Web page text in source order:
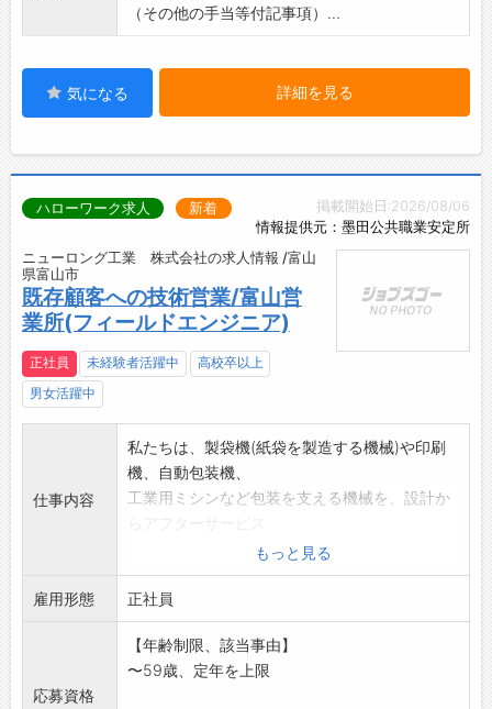
（その他の手当等付記事項）...
気になる 詳細を見る
掲載開始日:2026/08/06
情報提供元：墨田公共職業安定所
ハローワーク求人 新着
ニューロング工業 株式会社の求人情報 /富山
県富山市
既存顧客への技術営業/富山営
業所(フィールドエンジニア)
正社員 未経験者活躍中
高校卒以上
男女活躍中
仕事内容
私たちは、製袋機(紙袋を製造する機械)や印刷
機、自動包装機、
工業用ミシンなど包装を支える機械を、設計か
まで一貫して手掛けるメーカーです。あの有名
なショップやカフェ
の紙袋、実は当社の機械で作られています♪
*技術スタッフとして主にカスタマーサービス業
務を担当します。
6ヶ月の新入社員研修で製品知識等を習得
もっと見る
雇用形態 正社員
応募資格
【年齢制限、該当事由】
〜59歳、定年を上限